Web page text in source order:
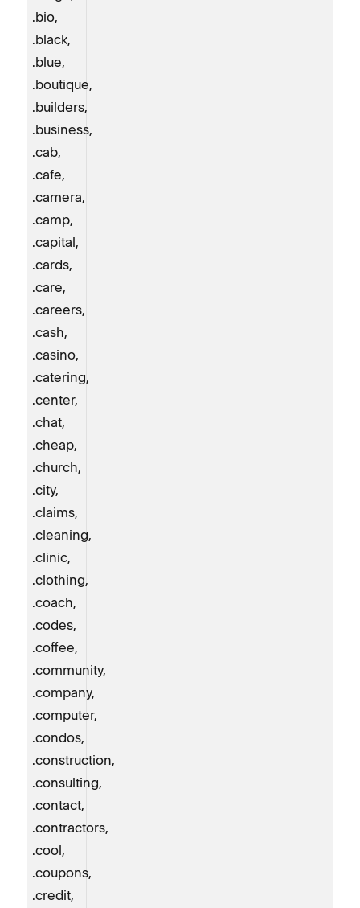
.bio,
.black,
.blue,
.boutique,
.builders,
.business,
.cab,
.cafe,
.camera,
.camp,
.capital,
.cards,
.care,
.careers,
.cash,
.casino,
.catering,
.center,
.chat,
.cheap,
.church,
.city,
.claims,
.cleaning,
.clinic,
.clothing,
.coach,
.codes,
.coffee,
.community,
.company,
.computer,
.condos,
.construction,
.consulting,
.contact,
.contractors,
.cool,
.coupons,
.credit,